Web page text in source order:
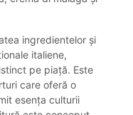
ingredientelor și
italiene,
pe piață. Este
care oferă o
esența culturii